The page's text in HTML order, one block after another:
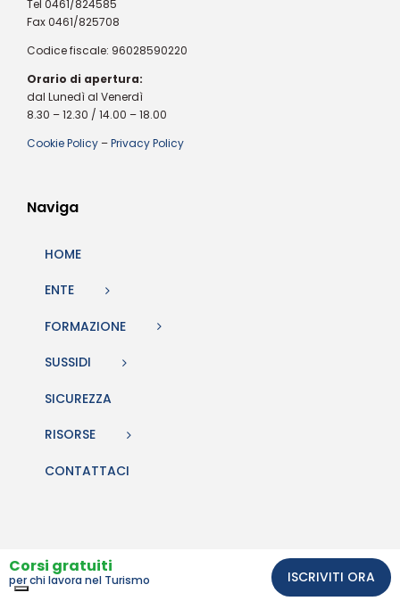
Corsi gratuiti
per chi lavora nel Turismo ISCRIVITI ORA
Tel 0461/824585
Fax 0461/825708
Codice fiscale: 96028590220
Orario di apertura:
dal Lunedì al Venerdì
8.30 – 12.30 / 14.00 – 18.00
Cookie Policy –Privacy Policy
Naviga
HOME
ENTE
FORMAZIONE
SUSSIDI
SICUREZZA
RISORSE
CONTATTACI
Comunicazione e sito web Studio BiQuattro